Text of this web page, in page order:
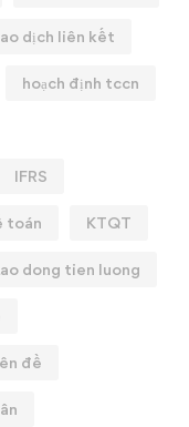
dịch liên kết
hoạch định tccn
IFRS
toán KTQT
dong tien luong
đề